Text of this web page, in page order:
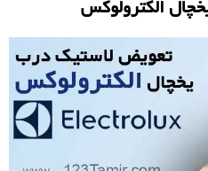
الکترولوکس